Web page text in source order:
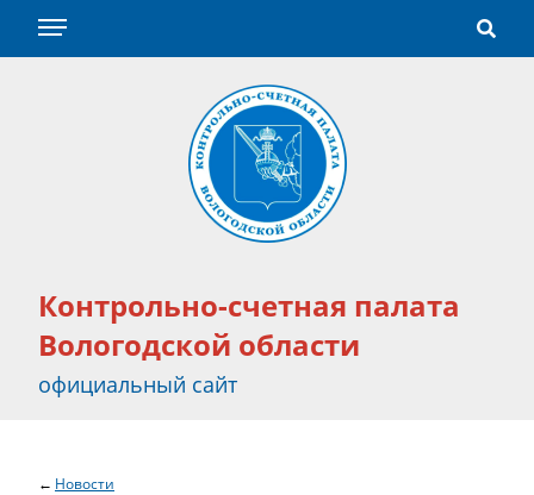
Контрольно-счетная палата
Вологодской области
официальный сайт
Новости